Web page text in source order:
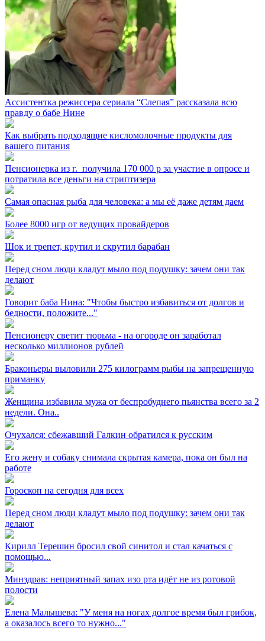
Ассистентка режиссера сериала “Слепая” рассказала всю
правду о бабе Нине
Как выбрать подходящие кисломолочные продукты для
вашего питания
Пенсионерка из г. ⁣ получила 170 000 р за участие в опросе и
потратила все деньги на стриптизера
Самая опасная рыба для человека: а мы её даже детям даем
Более 8000 игр от ведущих провайдеров
Шок и трепет, крутил и скрутил барабан
Перед сном люди кладут мыло под подушку: зачем они так
делают
Говорит баба Нина: "Чтобы быстро избавиться от долгов и
бедности, положите..."
Пенсионеру светит тюрьма - на огороде он заработал
несколько миллионов рублей
Браконьеры выловили 275 килограмм рыбы на запрещенную
приманку
Женщина избавила мужа от беспробуднего пьянства всего за 2
недели. Она..
Очухался: сбежавший Галкин обратился к русским
Его жену и собаку снимала скрытая камера, пока он был на
работе
Гороскоп на сегодня для всех
Перед сном люди кладут мыло под подушку: зачем они так
делают
Кирилл Терешин бросил свой синитол и стал качаться с
помощью...
Минздрав: неприятный запах изо рта идёт не из ротовой
полости
Елена Малышева: "У меня на ногах долгое время был грибок,
а оказалось всего то нужно..."